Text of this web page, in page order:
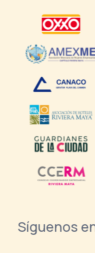
Síguenos